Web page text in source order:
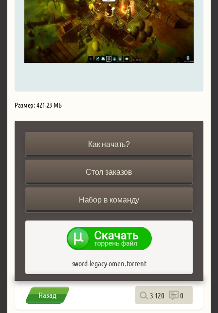
Размер: 421.23 МБ
Как начать?
Стол заказов
Набор в команду
sword-legacy-omen.torrent
Назад 3 120 0